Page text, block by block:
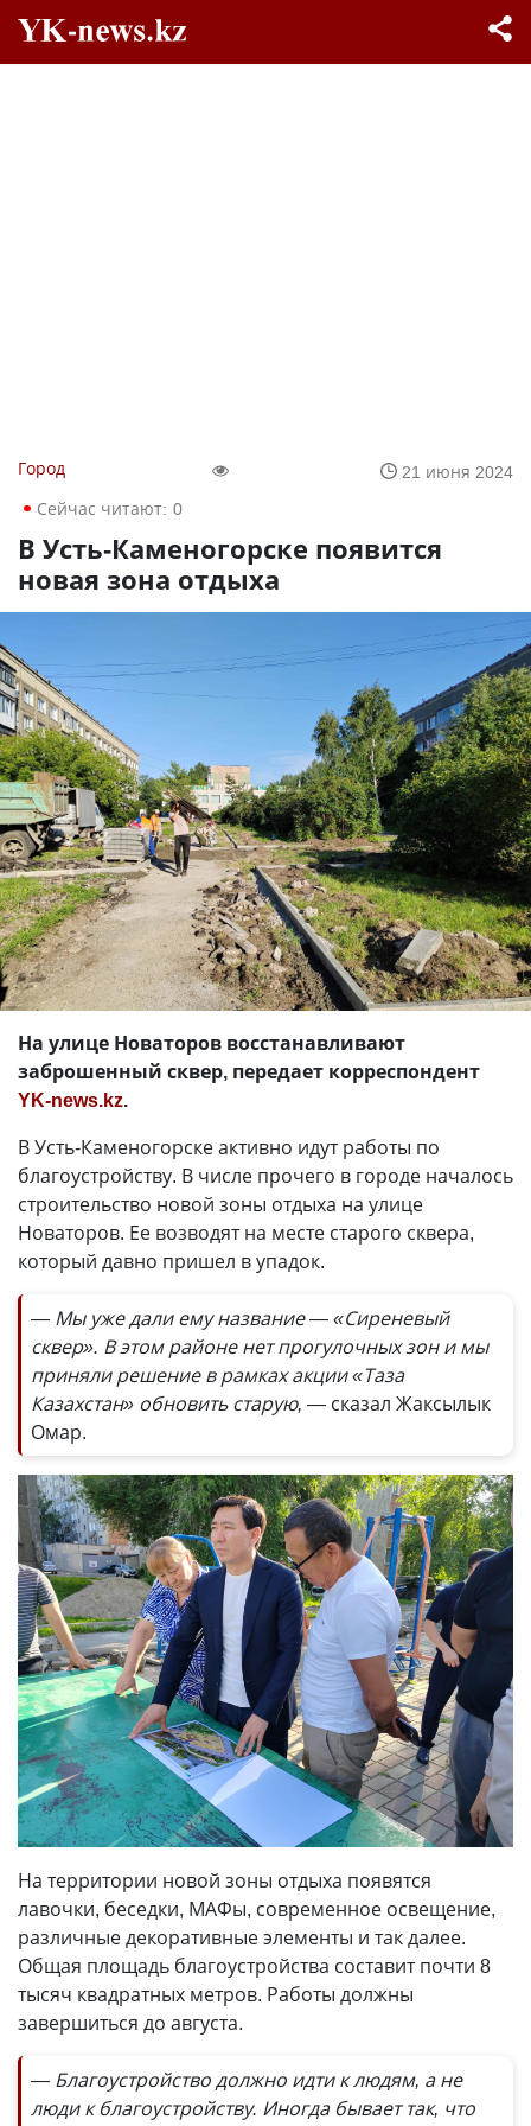
Город
21 июня 2024
Сейчас читают: 0
В Усть-Каменогорске появится
новая зона отдыха
На улице Новаторов восстанавливают
заброшенный сквер, передает корреспондент
YK-news.kz.
В Усть-Каменогорске активно идут работы по
благоустройству. В числе прочего в городе началось
строительство новой зоны отдыха на улице
Новаторов. Ее возводят на месте старого сквера,
который давно пришел в упадок.
— Мы уже дали ему название — «Сиреневый
сквер». В этом районе нет прогулочных зон и мы
приняли решение в рамках акции «Таза
Казахстан» обновить старую, — сказал Жаксылык
Омар.
На территории новой зоны отдыха появятся
лавочки, беседки, МАФы, современное освещение,
различные декоративные элементы и так далее.
Общая площадь благоустройства составит почти 8
тысяч квадратных метров. Работы должны
завершиться до августа.
— Благоустройство должно идти к людям, а не
люди к благоустройству. Иногда бывает так, что